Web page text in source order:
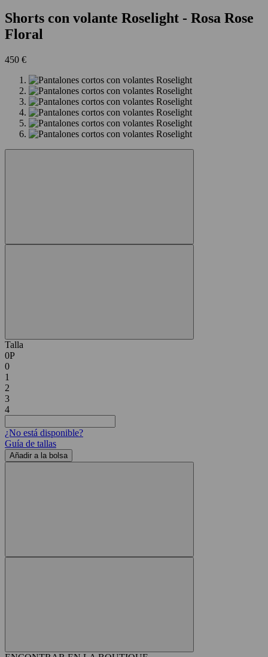
Shorts con volante Roselight - Rosa Rose
Floral
450 €
Talla
0P
0
1
2
3
4
¿No está disponible?
Guía de tallas
Añadir a la bolsa